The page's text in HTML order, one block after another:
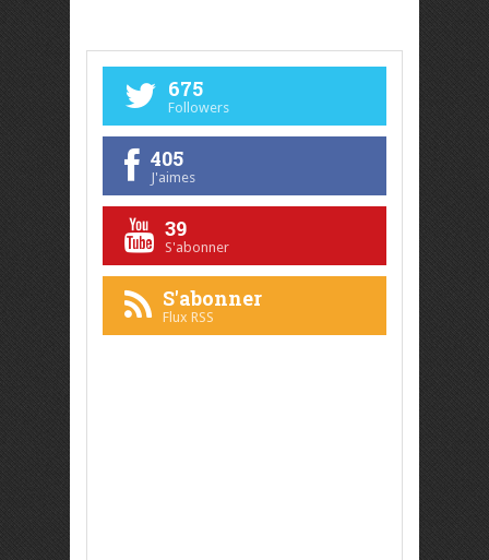
675
Followers
405
J'aimes
39
S'abonner
S'abonner
Flux RSS